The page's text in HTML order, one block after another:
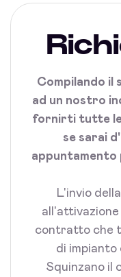
Compilando il
ad un nostro
fornirti tutte le
se sarai
appuntamento
L'invio
all'attivazione
contratto che
di impianto
Squinzano il